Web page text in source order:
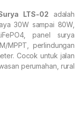
LTS-02 adalah
30W sampai 80W,
panel surya
MPPT, perlindungan
Cocok untuk jalan
perumahan, rural